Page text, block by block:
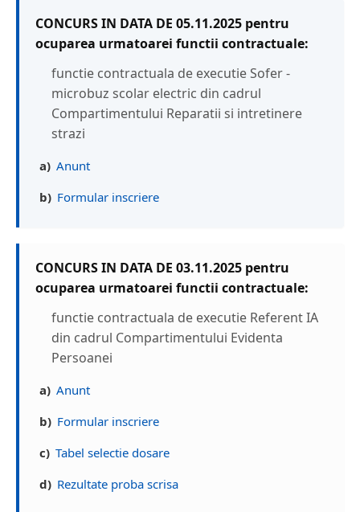
CONCURS IN DATA DE 05.11.2025 pentru
ocuparea urmatoarei functii contractuale:
functie contractuala de executie Sofer -
microbuz scolar electric din cadrul
Compartimentului Reparatii si intretinere
strazi
a) Anunt
b) Formular inscriere
CONCURS IN DATA DE 03.11.2025 pentru
ocuparea urmatoarei functii contractuale:
functie contractuala de executie Referent IA
din cadrul Compartimentului Evidenta
Persoanei
a) Anunt
b) Formular inscriere
c) Tabel selectie dosare
d) Rezultate proba scrisa